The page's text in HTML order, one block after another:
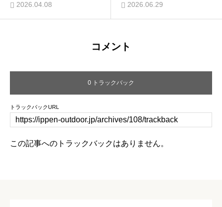
2026.04.08
2026.06.29
コメント
0 トラックバック
トラックバックURL
この記事へのトラックバックはありません。